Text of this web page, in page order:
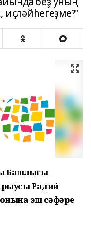
Башлығы
Радий
эш сәфәре